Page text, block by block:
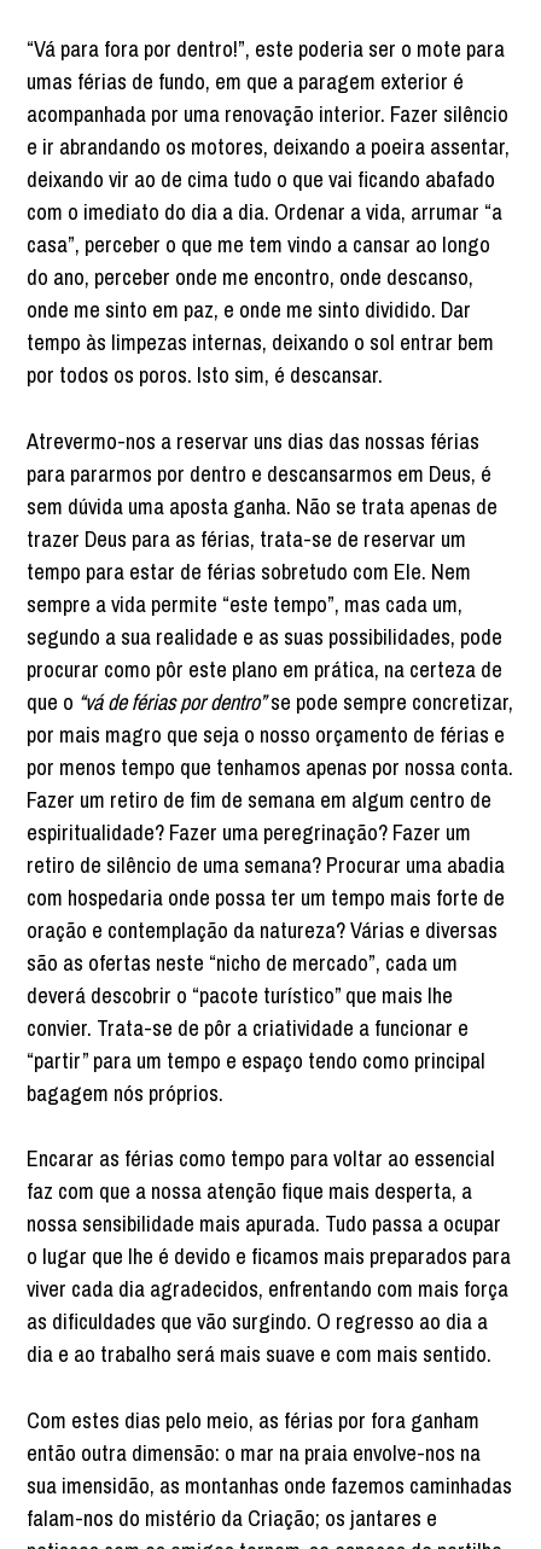
“Vá para fora por dentro!”, este poderia ser o mote para
umas férias de fundo, em que a paragem exterior é
acompanhada por uma renovação interior. Fazer silêncio
e ir abrandando os motores, deixando a poeira assentar,
deixando vir ao de cima tudo o que vai ficando abafado
com o imediato do dia a dia. Ordenar a vida, arrumar “a
casa”, perceber o que me tem vindo a cansar ao longo
do ano, perceber onde me encontro, onde descanso,
onde me sinto em paz, e onde me sinto dividido. Dar
tempo às limpezas internas, deixando o sol entrar bem
por todos os poros. Isto sim, é descansar.
Atrevermo-nos a reservar uns dias das nossas férias
para pararmos por dentro e descansarmos em Deus, é
sem dúvida uma aposta ganha. Não se trata apenas de
trazer Deus para as férias, trata-se de reservar um
tempo para estar de férias sobretudo com Ele. Nem
sempre a vida permite “este tempo”, mas cada um,
segundo a sua realidade e as suas possibilidades, pode
procurar como pôr este plano em prática, na certeza de
que o “vá de férias por dentro”se pode sempre concretizar,
por mais magro que seja o nosso orçamento de férias e
por menos tempo que tenhamos apenas por nossa conta.
Fazer um retiro de fim de semana em algum centro de
espiritualidade? Fazer uma peregrinação? Fazer um
retiro de silêncio de uma semana? Procurar uma abadia
com hospedaria onde possa ter um tempo mais forte de
oração e contemplação da natureza? Várias e diversas
são as ofertas neste “nicho de mercado”, cada um
deverá descobrir o “pacote turístico” que mais lhe
convier. Trata-se de pôr a criatividade a funcionar e
“partir” para um tempo e espaço tendo como principal
bagagem nós próprios.
Encarar as férias como tempo para voltar ao essencial
faz com que a nossa atenção fique mais desperta, a
nossa sensibilidade mais apurada. Tudo passa a ocupar
o lugar que lhe é devido e ficamos mais preparados para
viver cada dia agradecidos, enfrentando com mais força
as dificuldades que vão surgindo. O regresso ao dia a
dia e ao trabalho será mais suave e com mais sentido.
Com estes dias pelo meio, as férias por fora ganham
então outra dimensão: o mar na praia envolve-nos na
sua imensidão, as montanhas onde fazemos caminhadas
falam-nos do mistério da Criação; os jantares e